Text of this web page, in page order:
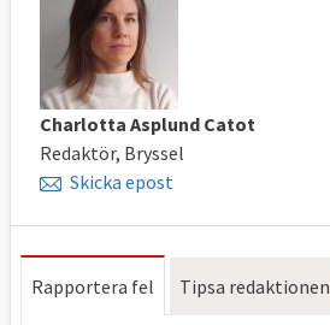
Charlotta Asplund Catot
Redaktör, Bryssel
Skicka epost
Rapportera fel Tipsa redaktionen